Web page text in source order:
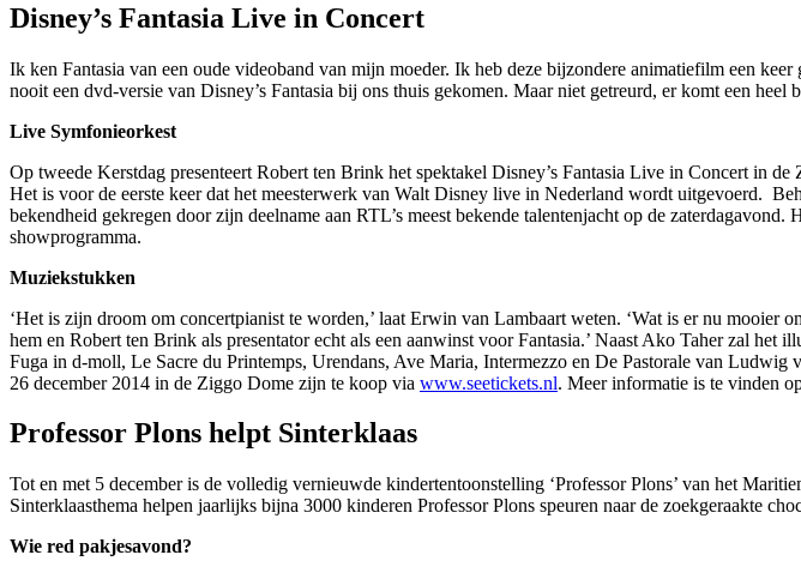
Disney’s Fantasia Live in Concert
Ik ken Fantasia van een oude videoband van mijn moeder. Ik heb deze bijzondere animatiefilm een
nooit een dvd-versie van Disney’s Fantasia bij ons thuis gekomen. Maar niet getreurd, er komt een
Live Symfonieorkest
Op tweede Kerstdag presenteert Robert ten Brink het spektakel Disney’s Fantasia Live in Concert in
Het is voor de eerste keer dat het meesterwerk van Walt Disney live in Nederland wordt uitgevoerd.
bekendheid gekregen door zijn deelname aan RTL’s meest bekende talentenjacht op de
showprogramma.
Muziekstukken
‘Het is zijn droom om concertpianist te worden,’ laat Erwin van Lambaart weten. ‘Wat is er nu
hem en Robert ten Brink als presentator echt als een aanwinst voor Fantasia.’ Naast Ako Taher zal
Fuga in d-moll, Le Sacre du Printemps, Urendans, Ave Maria, Intermezzo en De Pastorale van
26 december 2014 in de Ziggo Dome zijn te koop via www.seetickets.nl. Meer informatie is te vinden
Professor Plons helpt Sinterklaas
Tot en met 5 december is de volledig vernieuwde kindertentoonstelling ‘Professor Plons’ van het
Sinterklaasthema helpen jaarlijks bijna 3000 kinderen Professor Plons speuren naar de zoekgeraakte
Wie red pakjesavond?